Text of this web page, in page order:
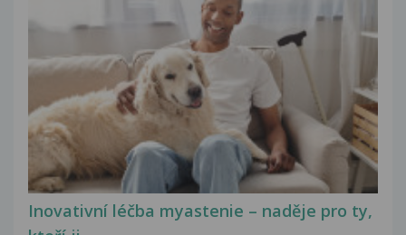
Inovativní léčba myastenie – naděje pro ty,